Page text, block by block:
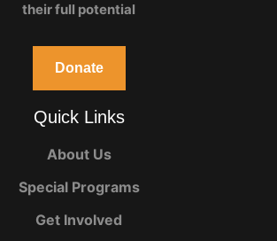
their full potential
Donate
Quick Links
About Us
Special Programs
Get Involved